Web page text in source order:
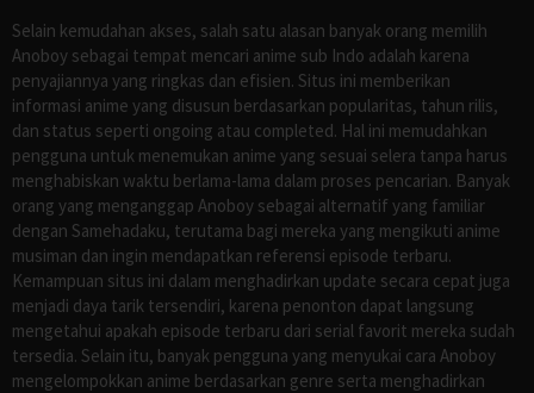
Selain kemudahan akses, salah satu alasan banyak orang memilih
Anoboy sebagai tempat mencari anime sub Indo adalah karena
penyajiannya yang ringkas dan efisien. Situs ini memberikan
informasi anime yang disusun berdasarkan popularitas, tahun rilis,
dan status seperti ongoing atau completed. Hal ini memudahkan
pengguna untuk menemukan anime yang sesuai selera tanpa harus
menghabiskan waktu berlama-lama dalam proses pencarian. Banyak
orang yang menganggap Anoboy sebagai alternatif yang familiar
dengan Samehadaku, terutama bagi mereka yang mengikuti anime
musiman dan ingin mendapatkan referensi episode terbaru.
Kemampuan situs ini dalam menghadirkan update secara cepat juga
menjadi daya tarik tersendiri, karena penonton dapat langsung
mengetahui apakah episode terbaru dari serial favorit mereka sudah
tersedia. Selain itu, banyak pengguna yang menyukai cara Anoboy
mengelompokkan anime berdasarkan genre serta menghadirkan